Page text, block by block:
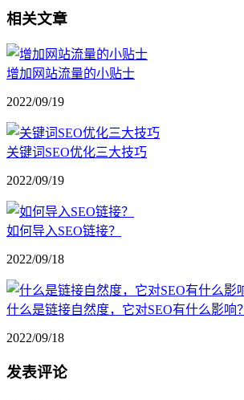
相关文章
增加网站流量的小贴士
2022/09/19
关键词SEO优化三大技巧
2022/09/19
如何导入SEO链接？
2022/09/18
什么是链接自然度，它对SEO有什么影响？
2022/09/18
发表评论